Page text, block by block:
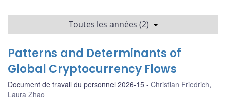
Toutes les années (2)
Patterns and Determinants of
Global Cryptocurrency Flows
Document de travail du personnel 2026-15 Christian Friedrich,
Laura Zhao